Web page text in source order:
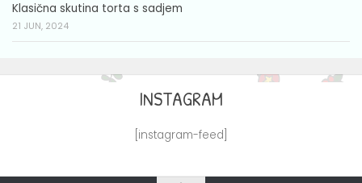
Klasična skutina torta s sadjem
21 JUN, 2024
INSTAGRAM
[instagram-feed]